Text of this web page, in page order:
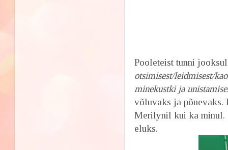
Pooleteist tunni
otsimisest/leidmisest/
minekustki ja
võluvaks ja
Merilynil kui ka minul.
eluks.